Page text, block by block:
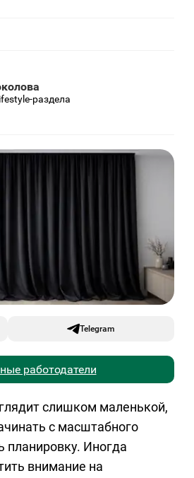
раздела
Telegram
работодатели
слишком маленькой,
с масштабного
планировку. Иногда
внимание на